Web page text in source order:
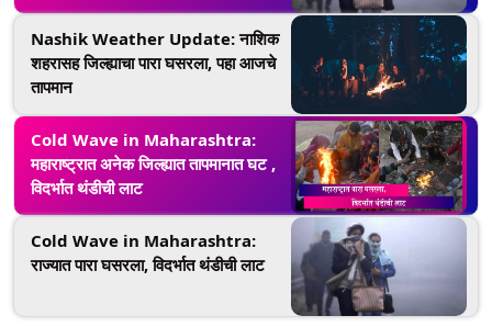
Nashik Weather Update: नाशिक
शहरासह जिल्ह्याचा पारा घसरला, पहा आजचे
तापमान
Cold Wave in Maharashtra:
महाराष्ट्रात अनेक जिल्ह्यात तापमानात घट ,
विदर्भात थंडीची लाट
Cold Wave in Maharashtra:
राज्यात पारा घसरला, विदर्भात थंडीची लाट